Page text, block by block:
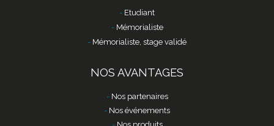
Etudiant
Mémorialiste
Mémorialiste, stage validé
NOS AVANTAGES
Nos partenaires
Nos événements